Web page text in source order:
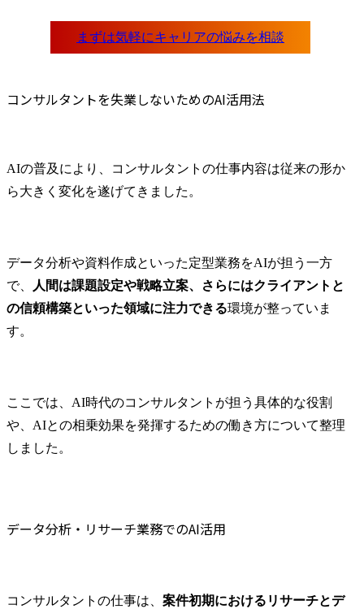
コンサルタントを失業しないためのAI活用法
AIの普及により、コンサルタントの仕事内容は従来の形か
ら大きく変化を遂げてきました。
データ分析や資料作成といった定型業務をAIが担う一方
で、
人間は課題設定や戦略立案、さらにはクライアントと
の信頼構築といった領域に注力できる環境が整っていま
す。
ここでは、AI時代のコンサルタントが担う具体的な役割
や、AIとの相乗効果を発揮するための働き方について整理
しました。
データ分析・リサーチ業務でのAI活用
コンサルタントの仕事は、 案件初期におけるリサーチとデ